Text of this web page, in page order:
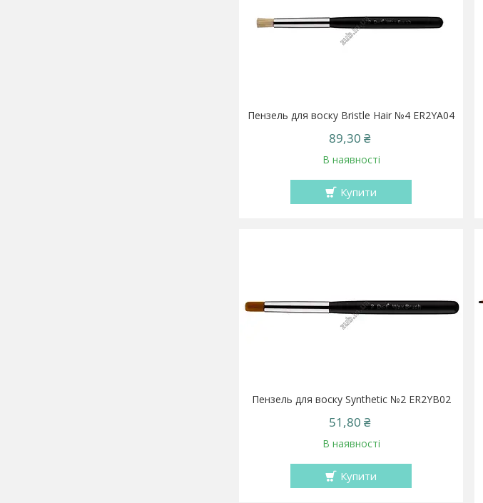
Пензель для воску Bristle Hair №4 ER2YA04
89,30 ₴
В наявності
Купити
Пензель для воску Synthetic №2 ER2YB02
51,80 ₴
В наявності
Купити